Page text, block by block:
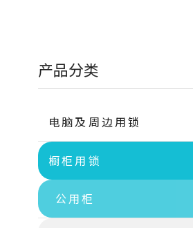
产品分类
电脑及周边用锁
橱柜用锁
公用柜